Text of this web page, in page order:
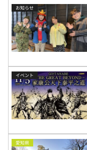
お知らせ
イベント
愛知県